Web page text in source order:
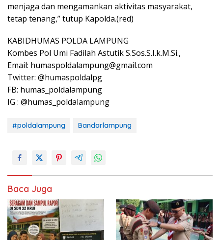
menjaga dan mengamankan aktivitas masyarakat,
tetap tenang,” tutup Kapolda.(red)
KABIDHUMAS POLDA LAMPUNG
Kombes Pol Umi Fadilah Astutik S.Sos.S.I.k.M.Si.,
Email: humaspoldalampung@gmail.com
Twitter: @humaspoldalpg
FB: humas_poldalampung
IG : @humas_poldalampung
#poldalampung Bandarlampung
Baca Juga